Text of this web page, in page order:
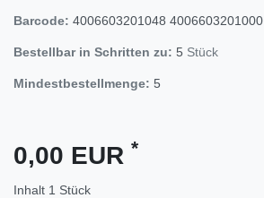
Barcode: 4006603201048 4006603201000
Bestellbar in Schritten zu: 5 Stück
Mindestbestellmenge: 5
0,00 EUR *
Inhalt 1 Stück